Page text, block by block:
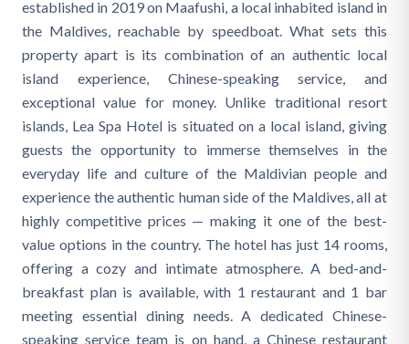
established in 2019 on Maafushi, a local inhabited island in
the Maldives, reachable by speedboat. What sets this
property apart is its combination of an authentic local
island experience, Chinese-speaking service, and
exceptional value for money. Unlike traditional resort
islands, Lea Spa Hotel is situated on a local island, giving
guests the opportunity to immerse themselves in the
everyday life and culture of the Maldivian people and
experience the authentic human side of the Maldives, all at
highly competitive prices — making it one of the best-
value options in the country. The hotel has just 14 rooms,
offering a cozy and intimate atmosphere. A bed-and-
breakfast plan is available, with 1 restaurant and 1 bar
meeting essential dining needs. A dedicated Chinese-
speaking service team is on hand, a Chinese restaurant